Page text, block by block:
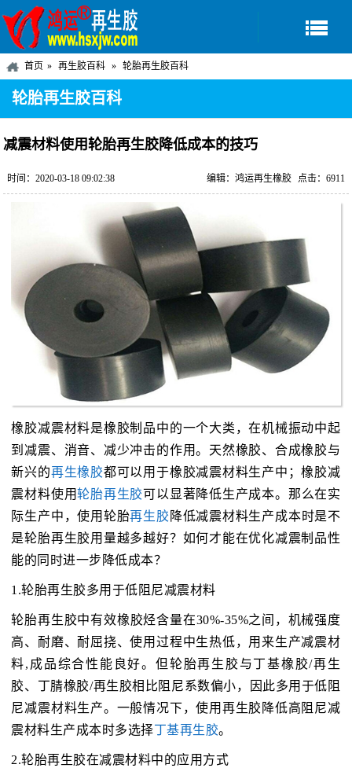
首页 再生胶百科 轮胎再生胶百科
轮胎再生胶百科
减震材料使用轮胎再生胶降低成本的技巧
时间：2020-03-18 09:02:38 点击：6911
编辑：鸿运再生橡胶
橡胶减震材料是橡胶制品中的一个大类，在机械振动中起
到减震、消音、减少冲击的作用。天然橡胶、合成橡胶与
新兴的再生橡胶都可以用于橡胶减震材料生产中；橡胶减
震材料使用轮胎再生胶可以显著降低生产成本。那么在实
际生产中，使用轮胎再生胶 降低减震材料生产成本时是不
是轮胎再生胶用量越多越好？如何才能在优化减震制品性
能的同时进一步降低成本？
1.轮胎再生胶多用于低阻尼减震材料
轮胎再生胶中有效橡胶烃含量在30%-35%之间，机械强度
高、耐磨、耐屈挠、使用过程中生热低，用来生产减震材
料,成品综合性能良好。但轮胎再生胶与丁基橡胶/再生
胶、丁腈橡胶/再生胶相比阻尼系数偏小，因此多用于低阻
尼减震材料生产。一般情况下，使用再生胶降低高阻尼减
震材料生产成本时多选择丁基再生胶。
2.轮胎再生胶在减震材料中的应用方式